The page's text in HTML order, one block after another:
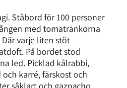
Ståbord för 100 personer
med tomatrankorna
varje liten stöt
På bordet stod
led. Picklad kålrabbi,
karré, färskost och
såklart och gazpacho.